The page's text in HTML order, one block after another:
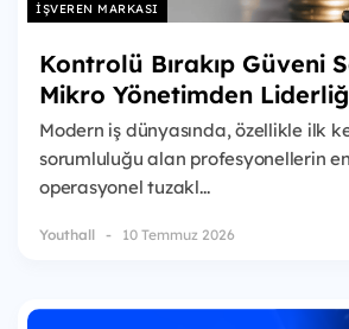
İŞVEREN MARKASI
Kontrolü Bırakıp Güveni
Mikro Yönetimden
Modern iş dünyasında, özellikle ilk
sorumluluğu alan profesyonellerin
operasyonel tuzakl...
Youthall 10 Temmuz 2026